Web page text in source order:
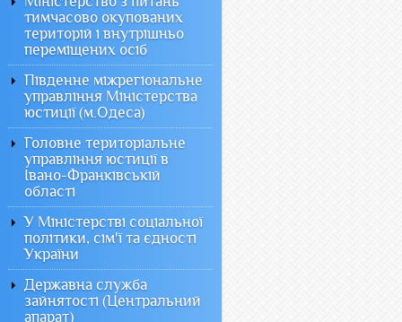
тимчасово окупованих
територій і внутрішньо
переміщених осіб
Південне міжрегіональне
управління Міністерства
юстиції (м.Одеса)
Головне територіальне
управління юстиції в
Івано-Франківській
області
У Міністерстві соціальної
політики, сім'ї та єдності
України
Державна служба
зайнятості (Центральний
апарат)